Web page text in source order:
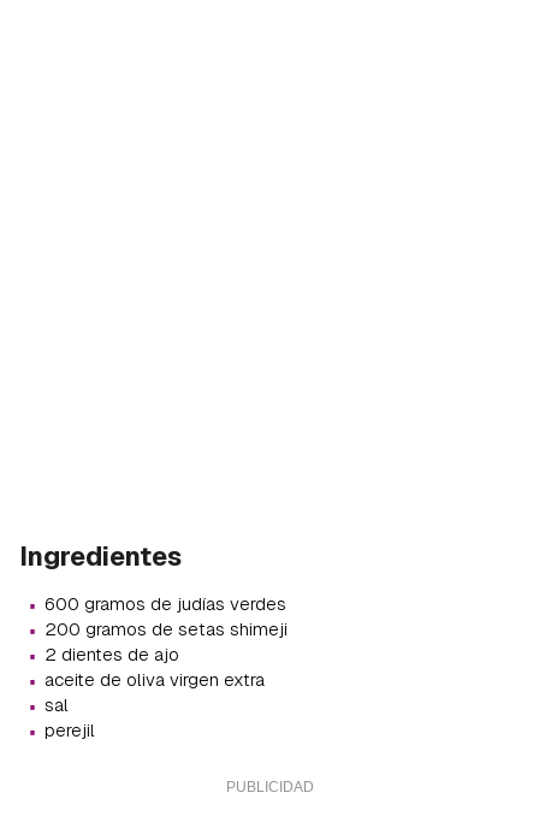
Ingredientes
· 600 gramos de judías verdes
· 200 gramos de setas shimeji
· 2 dientes de ajo
· aceite de oliva virgen extra
· sal
· perejil